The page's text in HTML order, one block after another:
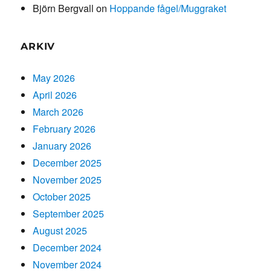
Björn Bergvall on Hoppande fågel/Muggraket
ARKIV
May 2026
April 2026
March 2026
February 2026
January 2026
December 2025
November 2025
October 2025
September 2025
August 2025
December 2024
November 2024